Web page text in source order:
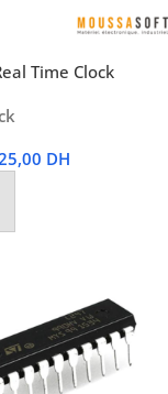
Time Clock
DH
Panier